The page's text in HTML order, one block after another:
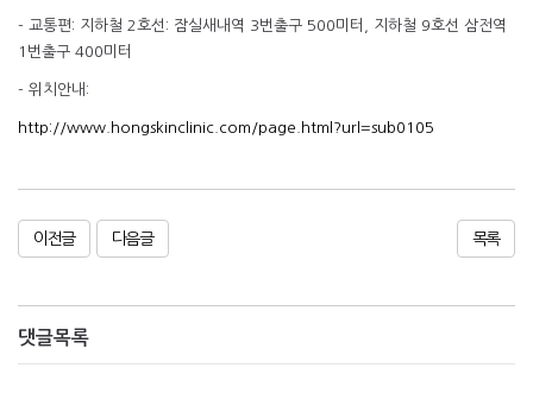
- 교통편: 지하철 2호선: 잠실새내역 3번출구 500미터, 지하철 9호선 삼전역
1번출구 400미터
- 위치안내:
http://www.hongskinclinic.com/page.html?url=sub0105
이전글 다음글 목록
댓글목록